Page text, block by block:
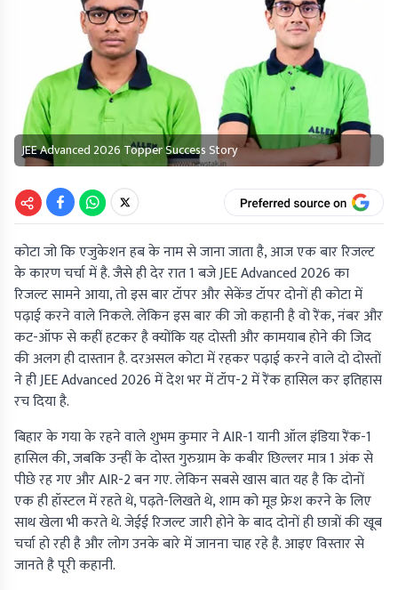
JEE Advanced 2026 Topper Success Story
कोटा जो कि एजुकेशन हब के नाम से जाना जाता है, आज एक बार रिजल्ट
के कारण चर्चा में है. जैसे ही देर रात 1 बजे JEE Advanced 2026 का
रिजल्ट सामने आया, तो इस बार टॉपर और सेकेंड टॉपर दोनों ही कोटा में
पढ़ाई करने वाले निकले. लेकिन इस बार की जो कहानी है वो रैंक, नंबर और
कट-ऑफ से कहीं हटकर है क्योंकि यह दोस्ती और कामयाब होने की जिद
की अलग ही दास्तान है. दरअसल कोटा में रहकर पढ़ाई करने वाले दो दोस्तों
ने ही JEE Advanced 2026 में देश भर में टॉप-2 में रैंक हासिल कर इतिहास
रच दिया है.
बिहार के गया के रहने वाले शुभम कुमार ने AIR-1 यानी ऑल इंडिया रैंक-1
हासिल की, जबकि उन्हीं के दोस्त गुरुग्राम के कबीर छिल्लर मात्र 1 अंक से
पीछे रह गए और AIR-2 बन गए. लेकिन सबसे खास बात यह है कि दोनों
एक ही हॉस्टल में रहते थे, पढ़ते-लिखते थे, शाम को मूड फ्रेश करने के लिए
साथ खेला भी करते थे. जेईई रिजल्ट जारी होने के बाद दोनों ही छात्रों की खूब
चर्चा हो रही है और लोग उनके बारे में जानना चाह रहे है. आइए विस्तार से
जानते है पूरी कहानी.